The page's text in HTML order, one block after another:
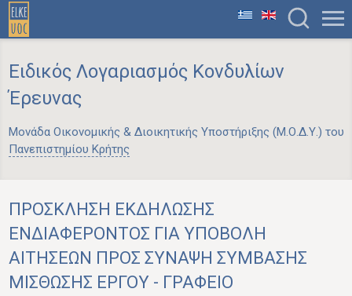
Ειδικός Λογαριασμός Κονδυλίων
Έρευνας
Μονάδα Οικονομικής & Διοικητικής Υποστήριξης (Μ.Ο.Δ.Υ.) του
Πανεπιστημίου Κρήτης
ΠΡΟΣΚΛΗΣΗ ΕΚΔΗΛΩΣΗΣ
ΕΝΔΙΑΦΕΡΟΝΤΟΣ ΓΙΑ ΥΠΟΒΟΛΗ
ΑΙΤΗΣΕΩΝ ΠΡΟΣ ΣΥΝΑΨΗ ΣΥΜΒΑΣΗΣ
ΜΙΣΘΩΣΗΣ ΕΡΓΟΥ - ΓΡΑΦΕΙΟ